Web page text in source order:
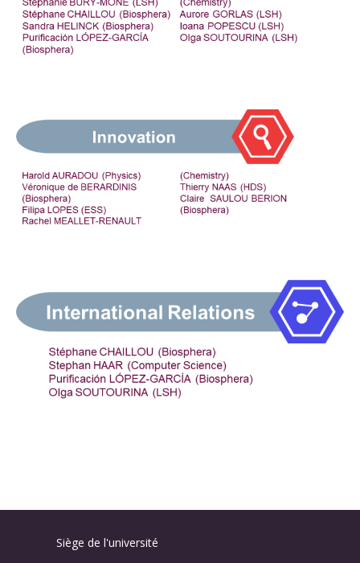
Siège de l'université